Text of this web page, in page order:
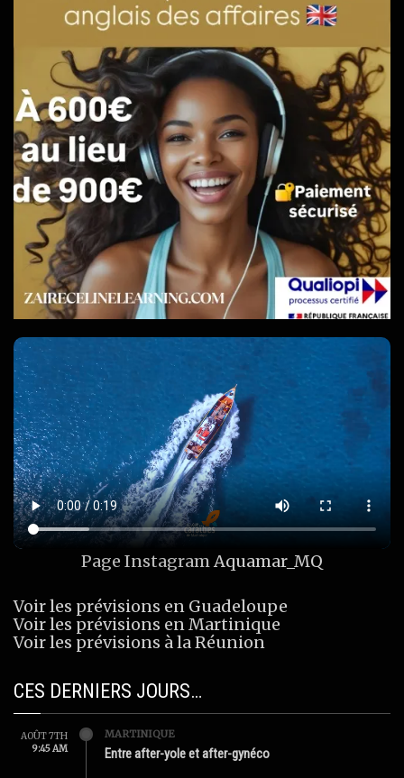
Page InstagramAquamar_MQ
Voir les prévisions en Guadeloupe
Voir les prévisions en Martinique
Voir les prévisions à la Réunion
CES DERNIERS JOURS…
AOÛT 7TH
9:45 AM
MARTINIQUE
Entre after-yole et after-gynéco